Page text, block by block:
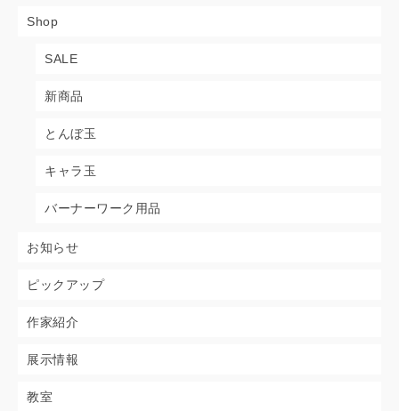
Shop
SALE
新商品
とんぼ玉
キャラ玉
バーナーワーク用品
お知らせ
ピックアップ
作家紹介
展示情報
教室